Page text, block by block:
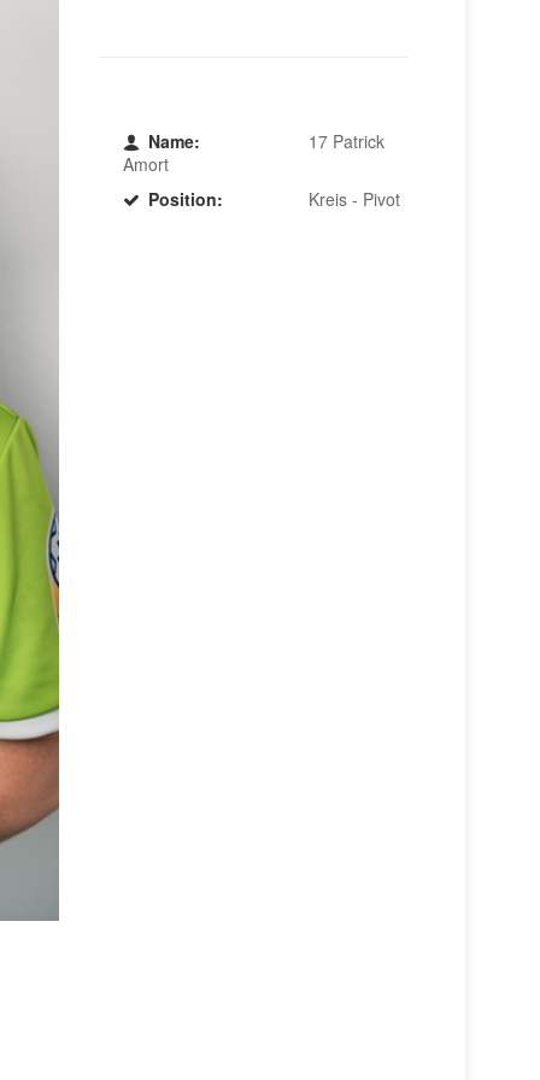
Name:
17 Patrick
Amort
Position:
Kreis - Pivot